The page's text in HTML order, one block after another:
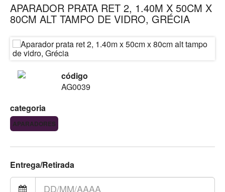
APARADOR PRATA RET 2, 1.40M X 50CM X
80CM ALT TAMPO DE VIDRO, GRÉCIA
código
AG0039
categoria
APARADORES
Entrega/Retirada